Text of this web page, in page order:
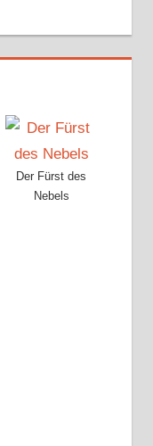
Der Fürst des
Nebels